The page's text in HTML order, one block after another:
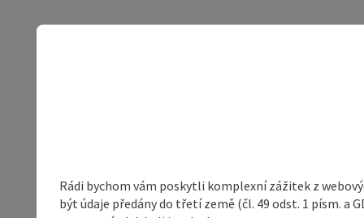
Rádi bychom vám poskytli komplexní zážitek z
být údaje předány do třetí země (čl. 49 odst. 1 písm.